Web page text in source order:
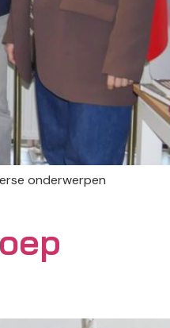
onderwerpen